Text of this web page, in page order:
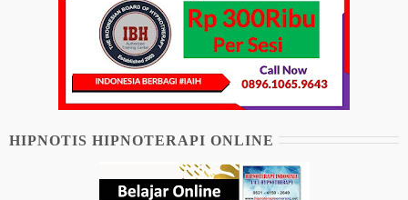
HIPNOTIS HIPNOTERAPI ONLINE